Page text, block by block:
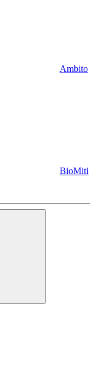
Ambito
BioMiti